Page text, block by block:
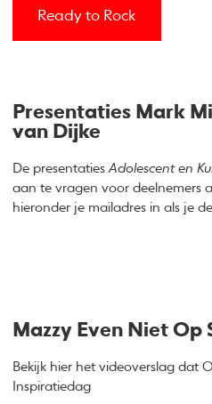
Ready to Rock
Presentaties Mark
van Dijke
De presentatiesAdolescent en
aan te vragen voor deelnemers
hieronder je mailadres in als je
Mazzy Even Niet Op
Bekijk hier het videoverslag dat
Inspiratiedag